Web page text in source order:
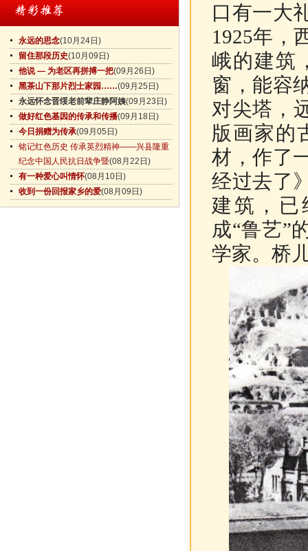
永远的思念(10月24日)
留住那段历史(10月09日)
他说 — 为老区再拼搏一把(09月26日)
黑茶山下那片烈士家园……(09月25日)
永远怀念晋绥老前辈庄静阿姨(09月23日)
做好红色基因的传承和传播(09月18日)
今日捐赠为传承(09月05日)
铭记红色历史 传承英烈精神——兴县隆重
纪念中国人民抗日战争暨(08月22日)
有一种爱心叫情怀(08月10日)
收到一份回报家乡的爱(08月09日)
口有一大
1925年，
峨的建筑
窗，能容
对尖塔，
版画家的
材，作了
经过去了
建筑，已
成“鲁艺”
学家。桥